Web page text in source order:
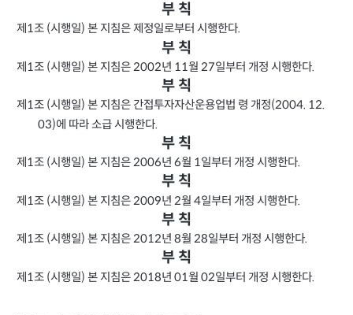
부 칙
제 1조 (시행일) 본 지침은 제정일로부터 시행한다.
부 칙
제 1조 (시행일) 본 지침은2002년 11월 27일부터 개정 시행한다.
부 칙
제 1조 (시행일) 본 지침은 간접투자자산운용업법 령 개정(2004. 12.
03)에 따라 소급 시행한다.
부 칙
제 1조 (시행일) 본 지침은2006년 6월 1일부터 개정 시행한다.
부 칙
제 1조 (시행일) 본 지침은2009년 2월 4일부터 개정 시행한다.
부 칙
제 1조 (시행일) 본 지침은2012년 8월 28일부터 개정 시행한다.
부 칙
제 1조 (시행일) 본 지침은2018년 01월 02일부터 개정 시행한다.